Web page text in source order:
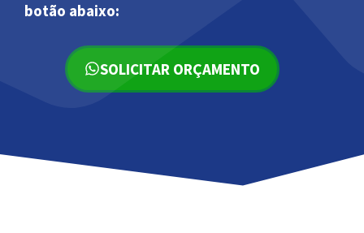
botão abaixo:
SOLICITAR ORÇAMENTO